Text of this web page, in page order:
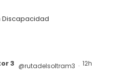
Discapacidad
3 @rutadelsoltram3 · 12h